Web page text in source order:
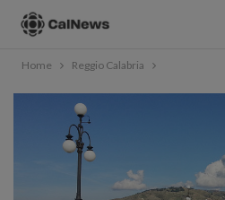
Home Reggio Calabria